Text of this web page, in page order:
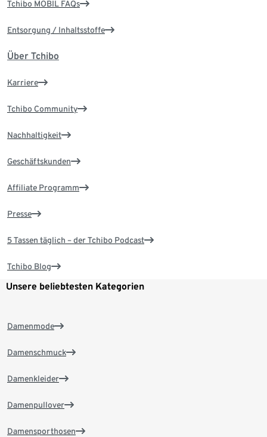
Tchibo MOBIL FAQs
Entsorgung / Inhaltsstoffe
Über Tchibo
Karriere
Tchibo Community
Nachhaltigkeit
Geschäftskunden
Affiliate Programm
Presse
5 Tassen täglich – der Tchibo Podcast
Tchibo Blog
Unsere beliebtesten Kategorien
Damenmode
Damenschmuck
Damenkleider
Damenpullover
Damensporthosen